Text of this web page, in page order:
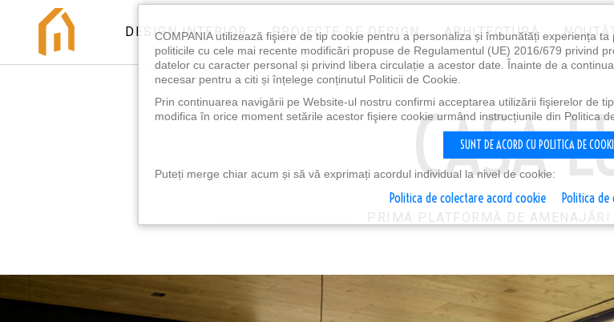
DESIGN INTERIOR PROIECTE DE DESIGN ARHITECTURĂ
PRIMA PLATFORMĂ DE
COMPANIA utilizează fişiere de tip cookie pentru a personaliza și îmbunătăți experiența
politicile cu cele mai recente modificări propuse de Regulamentul (UE) 2016/679 privind
datelor cu caracter personal și privind libera circulație a acestor date. Înainte de a
necesar pentru a citi și înțelege conținutul Politicii de Cookie.
Prin continuarea navigării pe Website-ul nostru confirmi acceptarea utilizării fişierelor de
modifica în orice moment setările acestor fişiere cookie urmând instrucțiunile din Politica
SUNT DE ACORD CU POLITICA DE
Puteți merge chiar acum și să vă exprimați acordul individual la nivel de cookie:
Politica de colectare acord cookie Politica